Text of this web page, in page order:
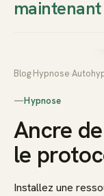
Thierry
maintenant
Blog Hypnose
—Hypnose
Ancre
le
Installez une